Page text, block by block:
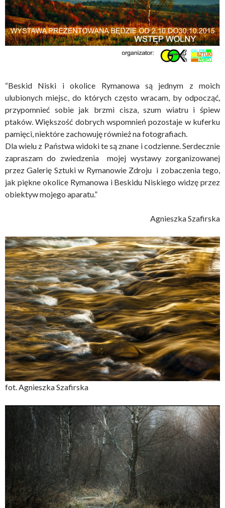
“Beskid Niski i okolice Rymanowa są jednym z moich
ulubionych miejsc, do których często wracam, by odpocząć,
przypomnieć sobie jak brzmi cisza, szum wiatru i śpiew
ptaków. Większość dobrych wspomnień pozostaje w kuferku
pamięci, niektóre zachowuję również na fotografiach.
Dla wielu z Państwa widoki te są znane i codzienne. Serdecznie
zapraszam do zwiedzenia mojej wystawy zorganizowanej
przez Galerię Sztuki w Rymanowie Zdroju i zobaczenia tego,
jak piękne okolice Rymanowa i Beskidu Niskiego widzę przez
obiektyw mojego aparatu.”
Agnieszka Szafirska
fot. Agnieszka Szafirska